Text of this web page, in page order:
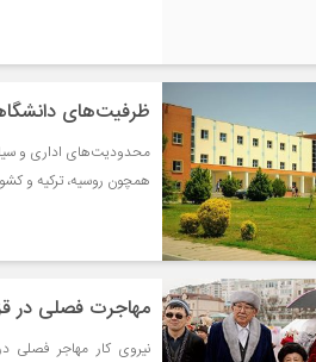
ظرفیت‌های
محدودیت‌های اداری و
همچون روسیه، ترکیه و
مهاجرت فصلی در
نیروی کار مهاجر فصلی